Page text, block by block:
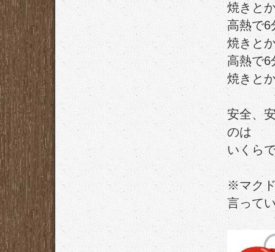
焼きと
高熱で6
焼きと
高熱で6
焼きと
安全、
のは
いくら
※マク
言って